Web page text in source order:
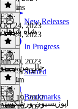
New Releases
In Progress
Starred
Bookmarks
54 mins
E26·
Oct 24, 2023
Oct 24, 2023
1 hr
E25
شاهِ شاهان
E25·
Jun 29, 2023
Jun 29, 2023
1h 24m
E24
حالِ منِ بی تو
E24·
Aug 19, 2022
Aug 19, 2022
E23
اپوزیسیون ورشکسته